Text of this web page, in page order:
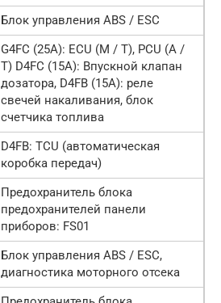
Блок управления ABS / ESC
G4FC (25A): ECU (M / T), PCU (A /
T) D4FC (15A): Впускной клапан
дозатора, D4FB (15A): реле
свечей накаливания, блок
счетчика топлива
D4FB: TCU (автоматическая
коробка передач)
Предохранитель блока
предохранителей панели
приборов: FS01
Блок управления ABS / ESC,
диагностика моторного отсека